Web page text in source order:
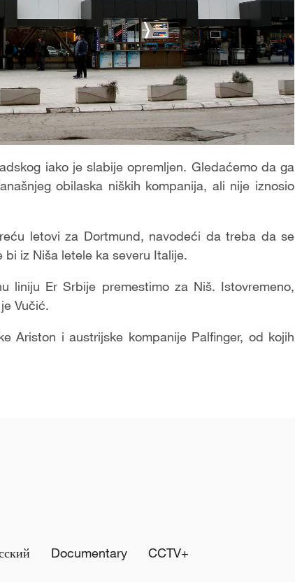
iako je slabije opremljen. Gledaćemo da ga
obilaska niških kompanija, ali nije iznosio
letovi za Dortmund, navodeći da treba da se
iz Niša letele ka severu Italije.
liniju Er Srbije premestimo za Niš. Istovremeno,
Vučić.
Ariston i austrijske kompanije Palfinger, od kojih
Documentary CCTV+